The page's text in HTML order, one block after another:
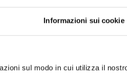
Informazioni sui cookie
sul modo in cui utilizza il
Servizi online